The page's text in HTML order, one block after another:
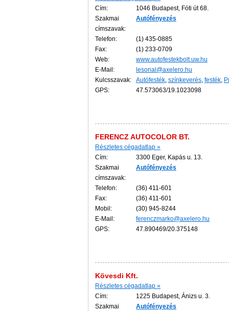
Cím:
1046 Budapest, Fóti út 68.
Szakmai
címszavak:
Autófényezés
Telefon:
(1) 435-0885
Fax:
(1) 233-0709
Web:
www.autofestekbolt.uw.hu
E-Mail:
lesonal@axelero.hu
Kulcsszavak:
Autófesték, színkeverés, festék,
GPS:
47.573063/19.1023098
FERENCZ AUTOCOLOR BT.
Részletes cégadatlap »
Cím:
3300 Eger, Kapás u. 13.
Szakmai
címszavak:
Autófényezés
Telefon:
(36) 411-601
Fax:
(36) 411-601
Mobil:
(30) 945-8244
E-Mail:
ferenczmarko@axelero.hu
GPS:
47.890469/20.375148
Kövesdi Kft.
Részletes cégadatlap »
Cím:
1225 Budapest, Ánizs u. 3.
Szakmai
Autófényezés